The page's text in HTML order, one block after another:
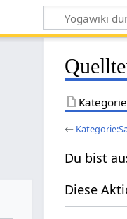
Kategorie
←
Du bist
Diese